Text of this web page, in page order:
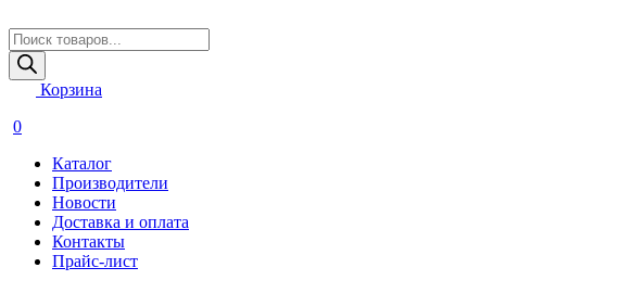
Поиск
товаров
Корзина
0
Каталог
Производители
Новости
Доставка и оплата
Контакты
Прайс-лист